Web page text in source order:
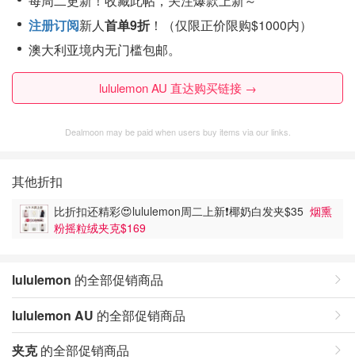
注册订阅新人首单9折 ！（仅限正价限购$1000内）
澳大利亚境内无门槛包邮。
lululemon AU 直达购买链接 →
Dealmoon may be paid when users buy items via our links.
其他折扣
比折扣还精彩😍lululemon周二上新❗️椰奶白发夹$35 烟熏
粉摇粒绒夹克$169
lululemon 的全部促销商品
lululemon AU 的全部促销商品
夹克的全部促销商品